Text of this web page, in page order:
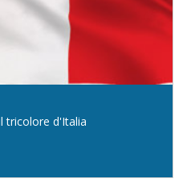
tricolore d'Italia